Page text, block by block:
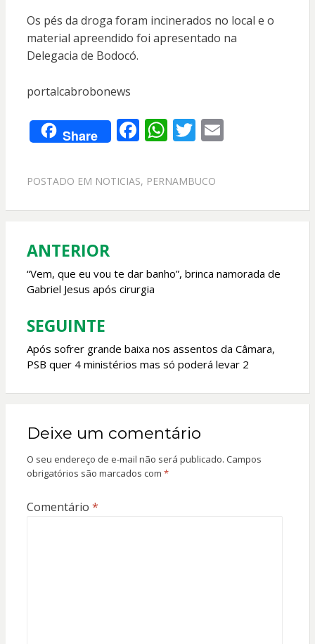
Os pés da droga foram incinerados no local e o
material apreendido foi apresentado na
Delegacia de Bodocó.
portalcabrobonews
Share F
e
o
k
W
at
A
p
T
itt
E
POSTADO EM NOTICIAS, PERNAMBUCO
Navegação
de
Post
ANTERIOR
“Vem, que eu vou te dar banho”, brinca namorada de
Gabriel Jesus após cirurgia
SEGUINTE
Após sofrer grande baixa nos assentos da Câmara,
PSB quer 4 ministérios mas só poderá levar 2
Deixe um comentário
O seu endereço de e-mail não será publicado. Campos
obrigatórios são marcados com *
Comentário *